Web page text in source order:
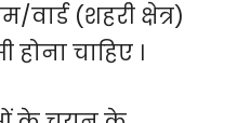
(शहरी क्षेत्र)
चाहिए ।